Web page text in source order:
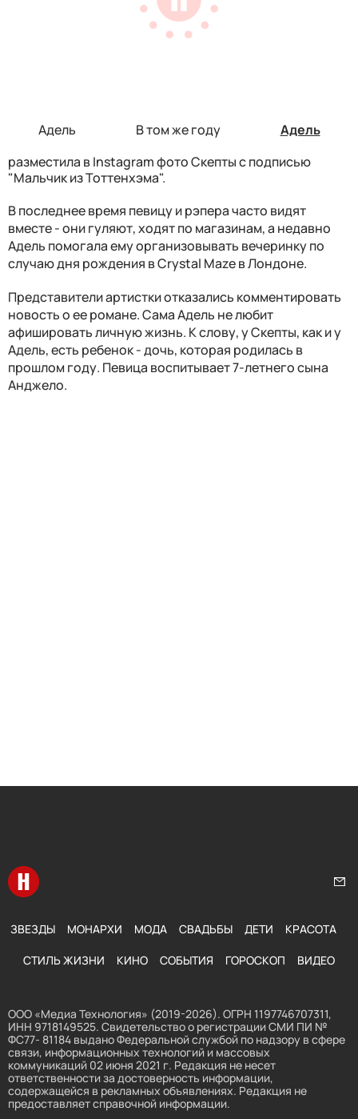
Адель В том же году
Адель
разместила в Instagram фото Скепты с подписью
"Мальчик из Тоттенхэма".
В последнее время певицу и рэпера часто видят
вместе - они гуляют, ходят по магазинам, а недавно
Адель помогала ему организовывать вечеринку по
случаю дня рождения в Crystal Maze в Лондоне.
Представители артистки отказались комментировать
новость о ее романе. Сама Адель не любит
афишировать личную жизнь. К слову, у Скепты, как и у
Адель, есть ребенок - дочь, которая родилась в
прошлом году. Певица воспитывает 7-летнего сына
Анджело.
Перейти на главную
ЗВЕЗДЫ МОНАРХИ МОДА СВАДЬБЫ ДЕТИ КРАСОТА
СТИЛЬ ЖИЗНИ КИНО СОБЫТИЯ ГОРОСКОП ВИДЕО
ООО «Медиа Технология» (2019-2026). ОГРН 1197746707311,
ИНН 9718149525. Свидетельство о регистрации СМИ ПИ №
ФС77- 81184 выдано Федеральной службой по надзору в сфере
связи, информационных технологий и массовых
коммуникаций 02 июня 2021 г. Редакция не несет
ответственности за достоверность информации,
содержащейся в рекламных объявлениях. Редакция не
предоставляет справочной информации.